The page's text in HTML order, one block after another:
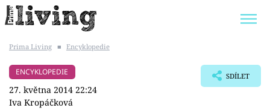
BYDLENÍ SLAVNÝCH
Prima Living ■ Encyklopedie
ENCYKLOPEDIE
27. května 2014 22:24
Iva Kropáčková
SDÍLET